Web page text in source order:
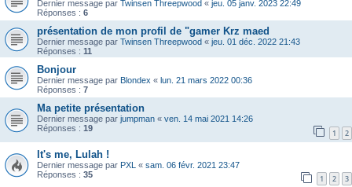
Dernier message par Twinsen Threepwood « jeu. 05 janv. 2023 22:49
Réponses : 6
présentation de mon profil de "gamer Krz maed
Dernier message par Twinsen Threepwood « jeu. 01 déc. 2022 21:43
Réponses : 11
Bonjour
Dernier message par Blondex « lun. 21 mars 2022 00:36
Réponses : 7
Ma petite présentation
Dernier message par jumpman « ven. 14 mai 2021 14:26
Réponses : 19 1 2
It's me, Lulah !
Dernier message par PXL « sam. 06 févr. 2021 23:47
Réponses : 35 1 2 3